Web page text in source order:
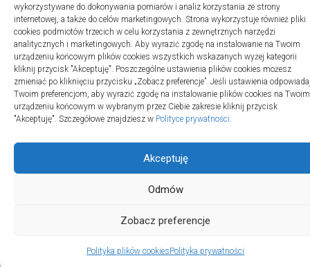
wykorzystywane do dokonywania pomiarów i analiz korzystania ze strony
internetowej, a także do celów marketingowych. Strona wykorzystuje również pliki
cookies podmiotów trzecich w celu korzystania z zewnętrznych narzędzi
analitycznych i marketingowych. Aby wyrazić zgodę na instalowanie na Twoim
urządzeniu końcowym plików cookies wszystkich wskazanych wyżej kategorii
kliknij przycisk "Akceptuję". Poszczególne ustawienia plików cookies możesz
zmieniać po kliknięciu przycisku „Zobacz preferencje”. Jeśli ustawienia
Twoim preferencjom, aby wyrazić zgodę na instalowanie plików cookies na Twoim
urządzeniu końcowym w wybranym przez Ciebie zakresie kliknij przycisk
"Akceptuję". Szczegółowe znajdziesz w Polityce prywatności.
Akceptuję
Odmów
Zobacz preferencje
Polityka plików cookiesPolityka prywatności
2swiaty.pl © 2026. Wszelkie prawa zastrzeżone.